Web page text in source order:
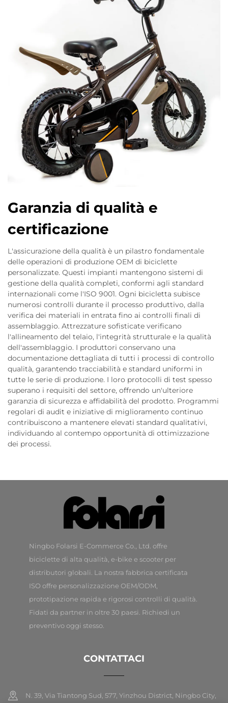
Garanzia di qualità e
certificazione
L'assicurazione della qualità è un pilastro fondamentale
delle operazioni di produzione OEM di biciclette
personalizzate. Questi impianti mantengono sistemi di
gestione della qualità completi, conformi agli standard
internazionali come l'ISO 9001. Ogni bicicletta subisce
numerosi controlli durante il processo produttivo, dalla
verifica dei materiali in entrata fino ai controlli finali di
assemblaggio. Attrezzature sofisticate verificano
l'allineamento del telaio, l'integrità strutturale e la qualità
dell'assemblaggio. I produttori conservano una
documentazione dettagliata di tutti i processi di controllo
qualità, garantendo tracciabilità e standard uniformi in
tutte le serie di produzione. I loro protocolli di test spesso
superano i requisiti del settore, offrendo un'ulteriore
garanzia di sicurezza e affidabilità del prodotto. Programmi
regolari di audit e iniziative di miglioramento continuo
contribuiscono a mantenere elevati standard qualitativi,
individuando al contempo opportunità di ottimizzazione
dei processi.
Ningbo Folarsi E-Commerce Co., Ltd. offre
biciclette di alta qualità, e-bike e scooter per
distributori globali. La nostra fabbrica certificata
ISO offre personalizzazione OEM/ODM,
prototipazione rapida e rigorosi controlli di qualità.
Fidati da partner in oltre 30 paesi. Richiedi un
preventivo oggi stesso.
CONTATTACI
N. 39, Via Tiantong Sud, 577, Yinzhou District, Ningbo City,